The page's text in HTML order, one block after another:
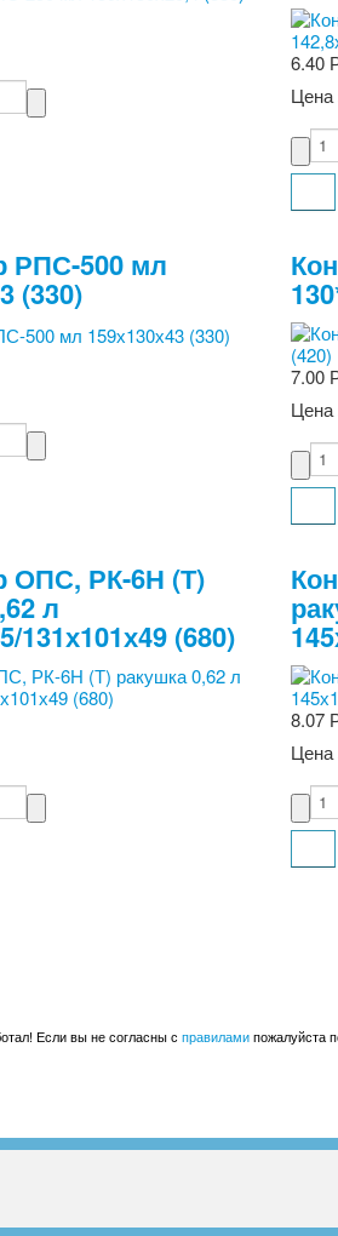
6.40
Цена
РПС-500 мл
(330)
7.00
Цена
ОПС, РК-6Н (Т)
л
131х101х49 (680)
8.07
Цена
Если вы не согласны с правиламипожалуйста